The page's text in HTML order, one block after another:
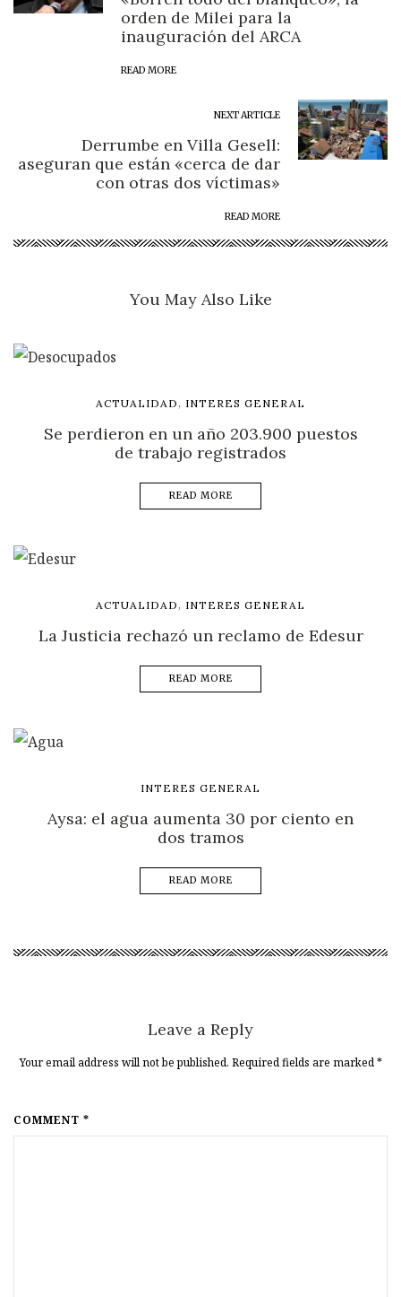
orden de Milei para la
inauguración del ARCA
READ MORE
NEXT ARTICLE
Derrumbe en Villa Gesell:
aseguran que están «cerca de dar
con otras dos víctimas»
READ MORE
You May Also Like
ACTUALIDAD , INTERES GENERAL
Se perdieron en un año 203.900 puestos
de trabajo registrados
READ MORE
ACTUALIDAD , INTERES GENERAL
La Justicia rechazó un reclamo de Edesur
READ MORE
INTERES GENERAL
Aysa: el agua aumenta 30 por ciento en
dos tramos
READ MORE
Leave a Reply
Your email address will not be published. Required fields are marked*
COMMENT *